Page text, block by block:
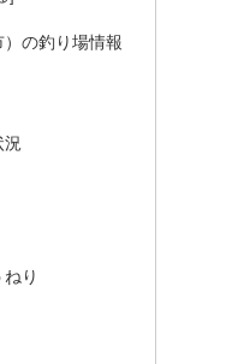
の釣り場情報
り